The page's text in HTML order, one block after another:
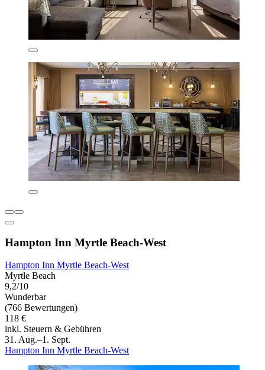
Hampton Inn Myrtle Beach-West
Hampton Inn Myrtle Beach-West
Myrtle Beach
9,2/10
Wunderbar
(766 Bewertungen)
118 €
inkl. Steuern & Gebühren
31. Aug.–1. Sept.
Hampton Inn Myrtle Beach-West